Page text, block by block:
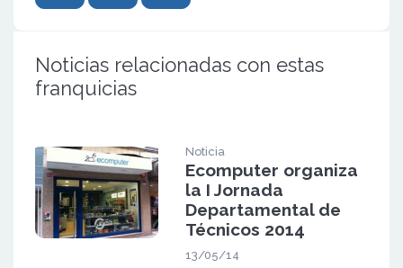
Noticias relacionadas con estas
franquicias
Noticia
Ecomputer organiza
la I Jornada
Departamental de
Técnicos 2014
13/05/14